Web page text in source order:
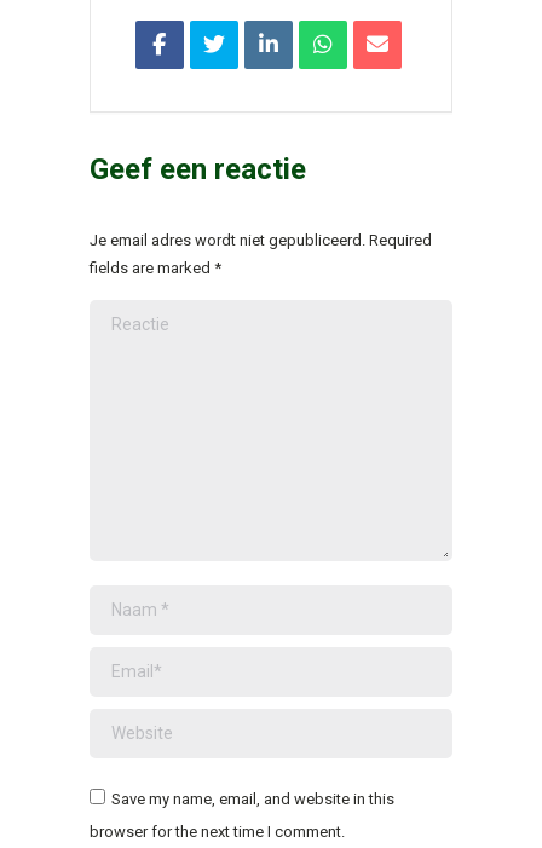
Geef een reactie
Je email adres wordt niet gepubliceerd. Required
fields are marked *
Reactie
Naam *
Email *
Website
Save my name, email, and website in this
browser for the next time I comment.